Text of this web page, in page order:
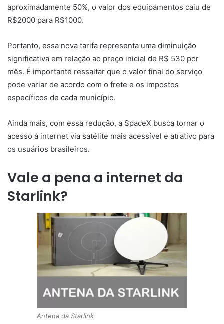
aproximadamente 50%, o valor dos equipamentos caiu de
R$2000 para R$1000.
Portanto, essa nova tarifa representa uma diminuição
significativa em relação ao preço inicial de R$ 530 por
mês. É importante ressaltar que o valor final do serviço
pode variar de acordo com o frete e os impostos
específicos de cada município.
Ainda mais, com essa redução, a SpaceX busca tornar o
acesso à internet via satélite mais acessível e atrativo para
os usuários brasileiros.
Vale a pena a internet da
Starlink?
Antena da Starlink